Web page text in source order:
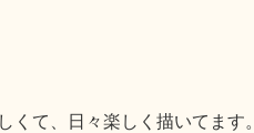
て、日々楽しく描いてます。